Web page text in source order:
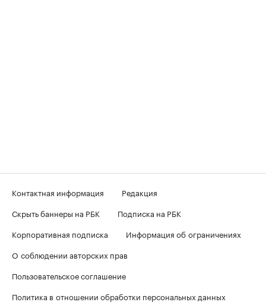
Контактная информация
Редакция
Скрыть баннеры на РБК
Подписка на РБК
Корпоративная подписка
Информация об ограничениях
О соблюдении авторских прав
Пользовательское соглашение
Политика в отношении обработки персональных данных